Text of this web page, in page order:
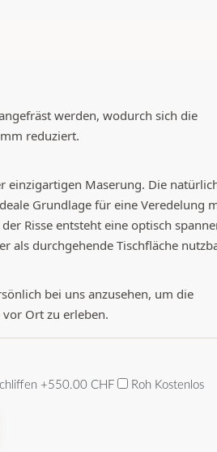
werden, wodurch sich die
reduziert.
einzigartigen Maserung. Die
Grundlage für eine Veredelung
Risse entsteht eine optisch
als durchgehende Tischfläche
bei uns anzusehen, um die
Ort zu erleben.
+550.00 CHF Roh Kostenlos